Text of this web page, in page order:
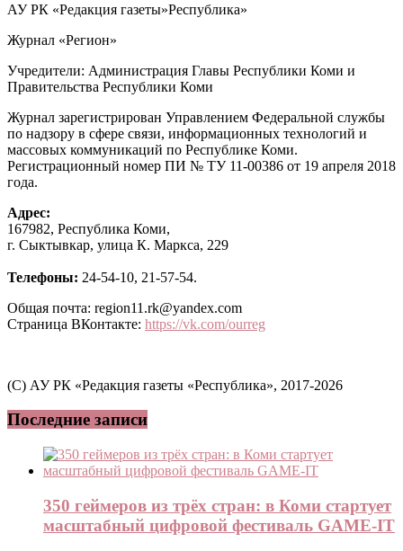
АУ РК «Редакция газеты»Республика»
Журнал «Регион»
Учредители: Администрация Главы Республики Коми и
Правительства Республики Коми
Журнал зарегистрирован Управлением Федеральной службы
по надзору в сфере связи, информационных технологий и
массовых коммуникаций по Республике Коми.
Регистрационный номер ПИ № ТУ 11-00386 от 19 апреля 2018
года.
Адрес:
167982, Республика Коми,
г. Сыктывкар, улица К. Маркса, 229
Телефоны: 24-54-10, 21-57-54.
Общая почта: region11.rk@yandex.com
Страница ВКонтакте: https://vk.com/ourreg
(C) АУ РК «Редакция газеты «Республика», 2017-2026
Последние записи
350 геймеров из трёх стран: в Коми стартует
масштабный цифровой фестиваль GAME-IT